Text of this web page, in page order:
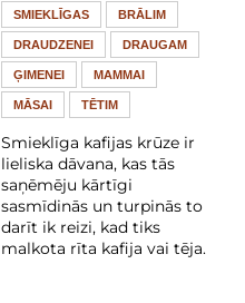
SMIEKLĪGAS BRĀLIM
DRAUDZENEI DRAUGAM
ĢIMENEI MAMMAI
MĀSAI TĒTIM
Smieklīga kafijas krūze ir
lieliska dāvana, kas tās
saņēmēju kārtīgi
sasmīdinās un turpinās to
darīt ik reizi, kad tiks
malkota rīta kafija vai tēja.